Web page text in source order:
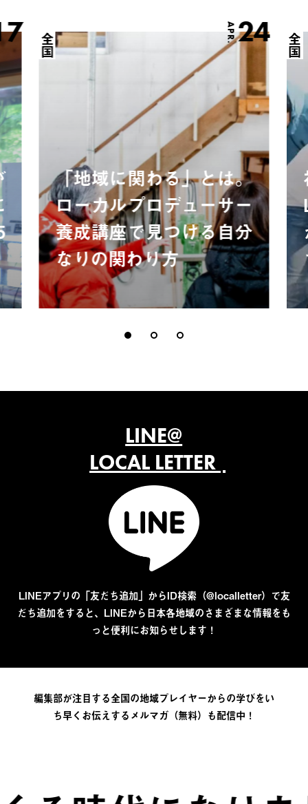
APR.24
全国
「地域に関わる」とは。
ローカルプロデューサー
養成講座で見つける自分
なりの関わり方
全国
LINE@
LOCAL LETTER
LINEアプリの「友だち追加」からID検索（@localletter）で友
だち追加をすると、LINEから日本各地域のさまざまな情報をも
っと便利にお知らせします！
編集部が注目する全国の地域プレイヤーからの学びをい
ち早くお伝えするメルマガ（無料）も配信中！